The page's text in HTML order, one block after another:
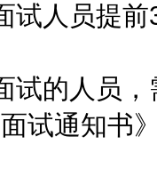
人员提前
的人员，
面试通知书